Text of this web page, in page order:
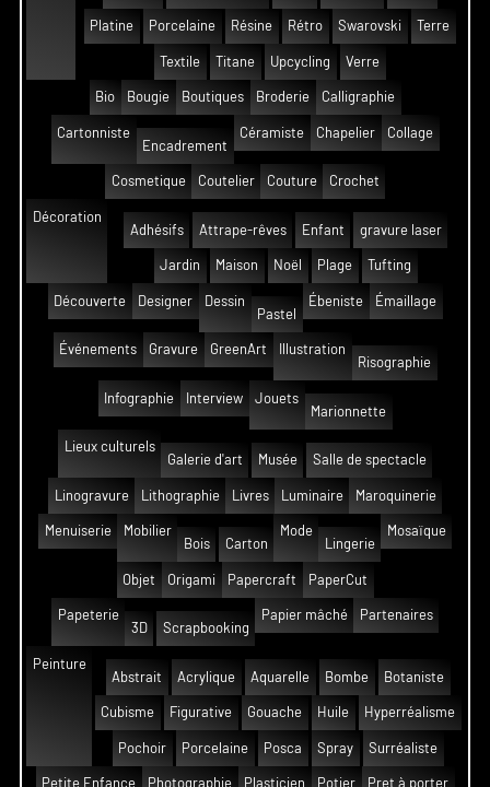
Platine Porcelaine Résine Rétro Swarovski Terre
Textile Titane Upcycling Verre
Bio Bougie Boutiques Broderie Calligraphie
Cartonniste
Encadrement
Céramiste Chapelier Collage
Cosmetique Coutelier Couture Crochet
Décoration
Adhésifs
Attrape-rêves Enfant gravure laser
Jardin Maison Noël Plage Tufting
Découverte Designer
Dessin
Pastel
Ébeniste Émaillage
Événements Gravure GreenArt
Illustration
Risographie
Infographie Interview
Jouets
Marionnette
Lieux culturels
Galerie d'art
Musée Salle de spectacle
Linogravure Lithographie Livres Luminaire Maroquinerie
Menuiserie
Mobilier
Bois
Carton
Mode
Lingerie
Mosaïque
Objet Origami Papercraft PaperCut
Papeterie
3D
Scrapbooking
Papier mâché Partenaires
Peinture
Abstrait
Acrylique Aquarelle Bombe Botaniste
Cubisme Figurative Gouache Huile Hyperréalisme
Pochoir Porcelaine Posca Spray Surréaliste
Petite Enfance Photographie Plasticien Potier Pret à porter